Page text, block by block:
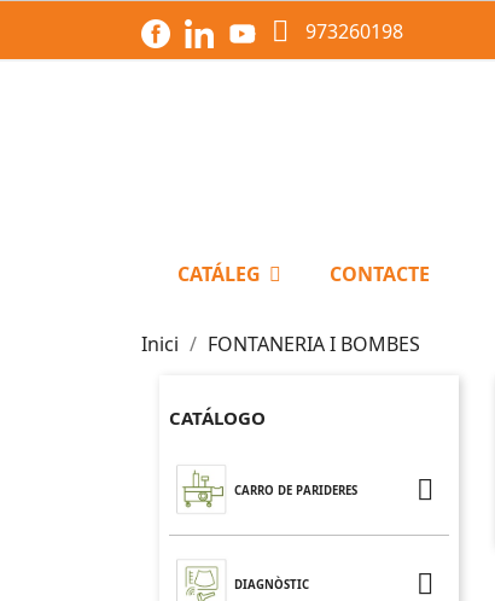
 973260198
CATÁLEG CONTACTE
Inici FONTANERIA I BOMBES
CATÁLOGO
CARRO DE PARIDERES 
DIAGNÒSTIC 